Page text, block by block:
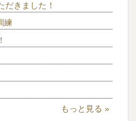
だきました！
練
もっと見る »